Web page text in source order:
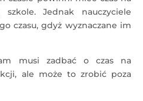
Jednak nauczyciele
czasu, gdyż wyznaczane im
musi zadbać o czas na
ale może to zrobić poza